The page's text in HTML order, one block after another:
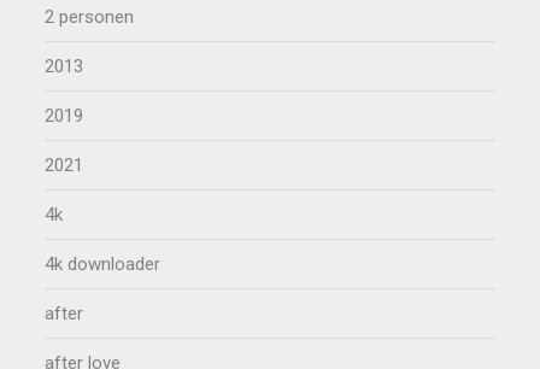
2 personen
2013
2019
2021
4k
4k downloader
after
after love